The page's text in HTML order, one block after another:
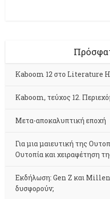
Kaboom 12 στο Literature
Kaboom, τεύχος 12.
Μετα-αποκαλυπτική εποχή
Για μια μαιευτική της
Ουτοπία και χειραφέτηση
Εκδήλωση: Gen Z και
δυσφορούν;